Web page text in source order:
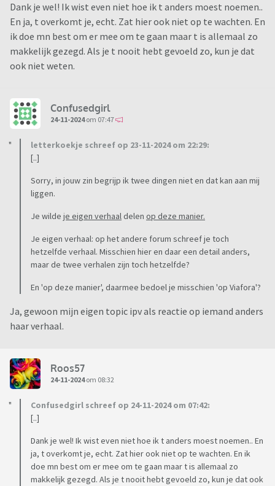
al aan, aan zijn mogelijkheden. Voel me soms ècht een
sukkel, zeker op mijn leeftijd. Maar hij geeft me heerlijke
aandacht, lekkere sex en vult dingen aan die ik thuis mis..
t leeftijdsverschil en vind het zonder sex ook fijn om bij me te
zijn. We hebben best wat gelijke interesses en mooie
niet verliefd te willen worden 'want dan zou hij wel eens
kunnen gaan twijfelen' en volgens hem hebben we geen
relatie. Dus nee, gezond is t niet maar ik wil dit ook niet
kwijt
Hoe kan ik mezelf leren om hier mee om te gaan? Als hsp is
het extra moeilijk ivm de vele emoties. Ene keer denk ik, ik
nok ermee en de andere keer probeer ik mezelf te vertellen
dat het nu eenmaal de situatie is zoals t is.
Wie heeft er ervaring met een degelijke situatie?? Ben je eruit
gestapt of een werkbare manier gevonden? Help help!!
Dank je wel! Ik wist even niet hoe ik t anders moest noemen..
En ja, t overkomt je, echt. Zat hier ook niet op te wachten. En
ik doe mn best om er mee om te gaan maar t is allemaal zo
makkelijk gezegd. Als je t nooit hebt gevoeld zo, kun je dat
ook niet weten.
Confusedgirl
24-11-2024om 07:47
letterkoekje schreef op 23-11-2024 om 22:29:
[..]
Sorry, in jouw zin begrijp ik twee dingen niet en dat kan aan mij
liggen.
Je wilde je eigen verhaaldelen op deze manier.
Je eigen verhaal: op het andere forum schreef je toch
hetzelfde verhaal. Misschien hier en daar een detail anders,
maar de twee verhalen zijn toch hetzelfde?
En 'op deze manier', daarmee bedoel je misschien 'op Viafora'?
Ja, gewoon mijn eigen topic ipv als reactie op iemand anders
haar verhaal.
Roos57
24-11-2024om 08:32
Confusedgirl schreef op 24-11-2024 om 07:42:
[..]
Dank je wel! Ik wist even niet hoe ik t anders moest noemen.. En
ja, t overkomt je, echt. Zat hier ook niet op te wachten. En ik
doe mn best om er mee om te gaan maar t is allemaal zo
makkelijk gezegd. Als je t nooit hebt gevoeld zo, kun je dat ook